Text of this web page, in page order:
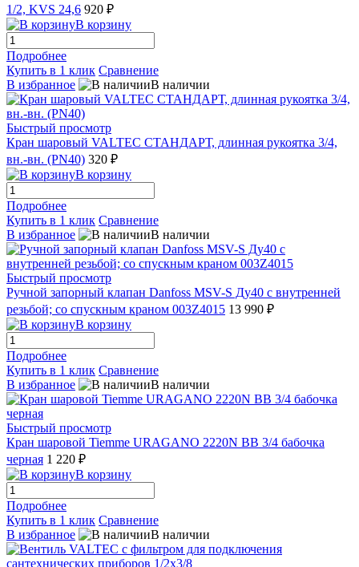
1/2, KVS 24,6 920 ₽
В корзину
Подробнее
Купить в 1 клик Сравнение
В избранное
В наличии
Быстрый просмотр
Кран шаровый VALTEC СТАНДАРТ, длинная рукоятка 3/4,
вн.-вн. (PN40) 320 ₽
В корзину
Подробнее
Купить в 1 клик Сравнение
В избранное
В наличии
Быстрый просмотр
Ручной запорный клапан Danfoss МSV-S Ду40 с внутренней
резьбой; со спускным краном 003Z4015 13 990 ₽
В корзину
Подробнее
Купить в 1 клик Сравнение
В избранное
В наличии
Быстрый просмотр
Кран шаровой Tiemme URAGANO 2220N ВВ 3/4 бабочка
черная 1 220 ₽
В корзину
Подробнее
Купить в 1 клик Сравнение
В избранное
В наличии